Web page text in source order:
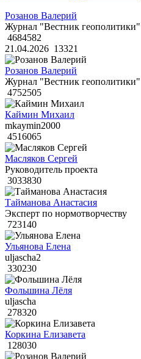
Розанов Валерий
Журнал "Вестник геополитики"
4684582
21.04.2026 13321
Розанов Валерий
Журнал "Вестник геополитики"
4752505
Каймин Михаил
mkaymin2000
4516065
Масляков Сергей
Руководитель проекта
3033830
Тайманова Анастасия
Эксперт по нормотворчеству
723140
Ульянова Елена
uljascha2
330230
Фольшина Лёля
uljascha
278320
Коркина Елизавета
128030